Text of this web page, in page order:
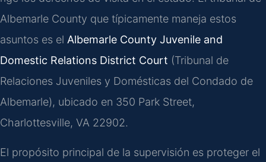
Albemarle County que típicamente maneja estos
asuntos es el Albemarle County Juvenile and
Domestic Relations District Court (Tribunal de
Relaciones Juveniles y Domésticas del Condado de
Albemarle), ubicado en 350 Park Street,
Charlottesville, VA 22902.
El propósito principal de la supervisión es proteger el